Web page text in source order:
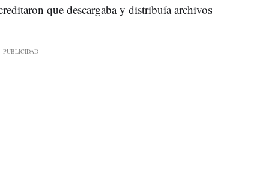
que descargaba y distribuía archivos